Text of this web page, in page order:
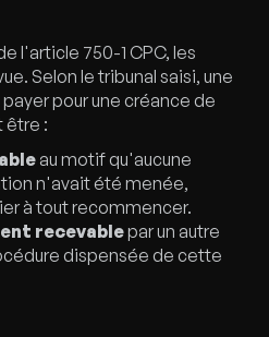
l'article 750-1 CPC, les
Selon le tribunal saisi, une
pour une créance de
être :
au motif qu'aucune
n'avait été menée,
à tout recommencer.
recevablepar un autre
dispensée de cette